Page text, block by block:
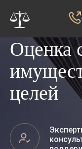
Оценка
целей